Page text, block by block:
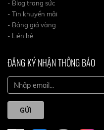
- Blog trang sức
- Tin khuyến mãi
- Bảng giá vàng
- Liên hệ
ĐĂNG KÝ NHẬN THÔNG BÁO
GỬI